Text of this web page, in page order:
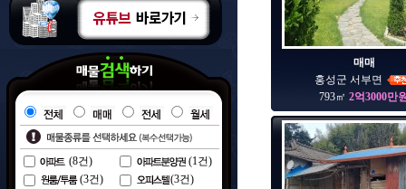
(8건) (1건)
(3건) (3건)
매매
홍성군 서부면
793㎡ 2억3000만